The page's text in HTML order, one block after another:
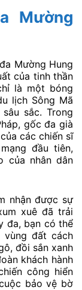
Mường
Mường Hung
của tinh thần
là một bóng
lịch Sông Mã
sắc. Trong
gốc đa già
các chiến sĩ
đầu tiên,
của nhân dân
nhận được sự
xuê đã trải
đa, bạn có thể
vùng đất cách
đồi sắn xanh
khách hành
công hiển
bảo vệ bờ